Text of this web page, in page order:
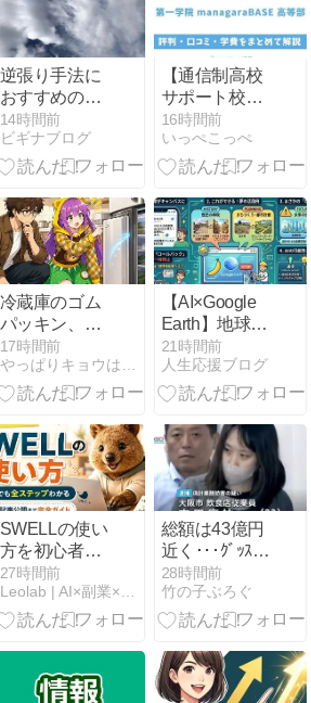
逆張り手法に
おすすめのイ
ンジケーター
5選！相場の
底と天井を狙
14時間前
ビギナブログ
【通信制高校
サポート校】
第一学院
managaraBASE
高等部の評判
学を解説
16時間前
いっぺこっぺ
冷蔵庫のゴム
パッキン、最
後に掃除した
のはいつです
か？ 数ミリの
気が静かに逃
げ続けていた
件
17時間前
やっぱりキョウは小市民
【AI×Google
Earth】地球を
キャンバス
に！？新機能
「Nano
撃とAI時代の
「ガードレー
ル」
21時間前
人生応援ブログ
SWELLの使い
方を初心者向
けに解説｜記
事を書く基本
操作と便利ブ
最新】
27時間前
Leolab | AI×副業×お金のひみつきち
総額は43億円
近く･･･ｸﾞｯｽﾞ
大量注文､ｷｬﾝｾ
ﾙ繰り返した女
性逮捕
28時間前
竹の子ぶろぐ